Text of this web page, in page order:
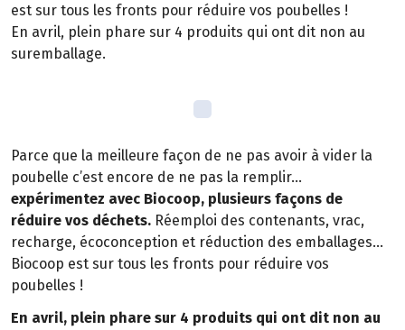
est sur tous les fronts pour réduire vos poubelles !
En avril, plein phare sur 4 produits qui ont dit non au
suremballage.
Parce que la meilleure façon de ne pas avoir à vider la
poubelle c’est encore de ne pas la remplir…
expérimentez avec Biocoop, plusieurs façons de
réduire vos déchets. Réemploi des contenants, vrac,
recharge, écoconception et réduction des emballages…
Biocoop est sur tous les fronts pour réduire vos
poubelles !
En avril, plein phare sur 4 produits qui ont dit non au